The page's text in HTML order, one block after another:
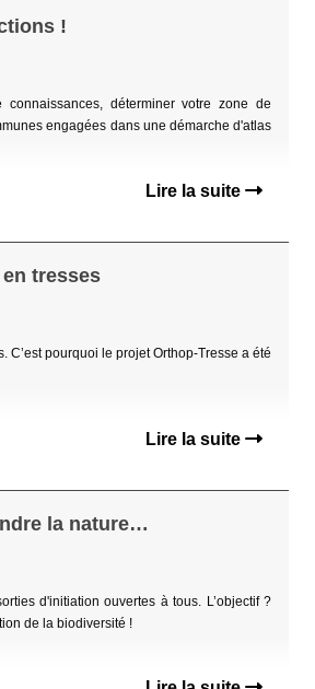
!
déterminer votre zone de
engagées dans une démarche d'atlas
Lire la suite
tresses
pourquoi le projet Orthop-Tresse a été
Lire la suite
la nature…
d'initiation ouvertes à tous . L’objectif ?
de la biodiversité !